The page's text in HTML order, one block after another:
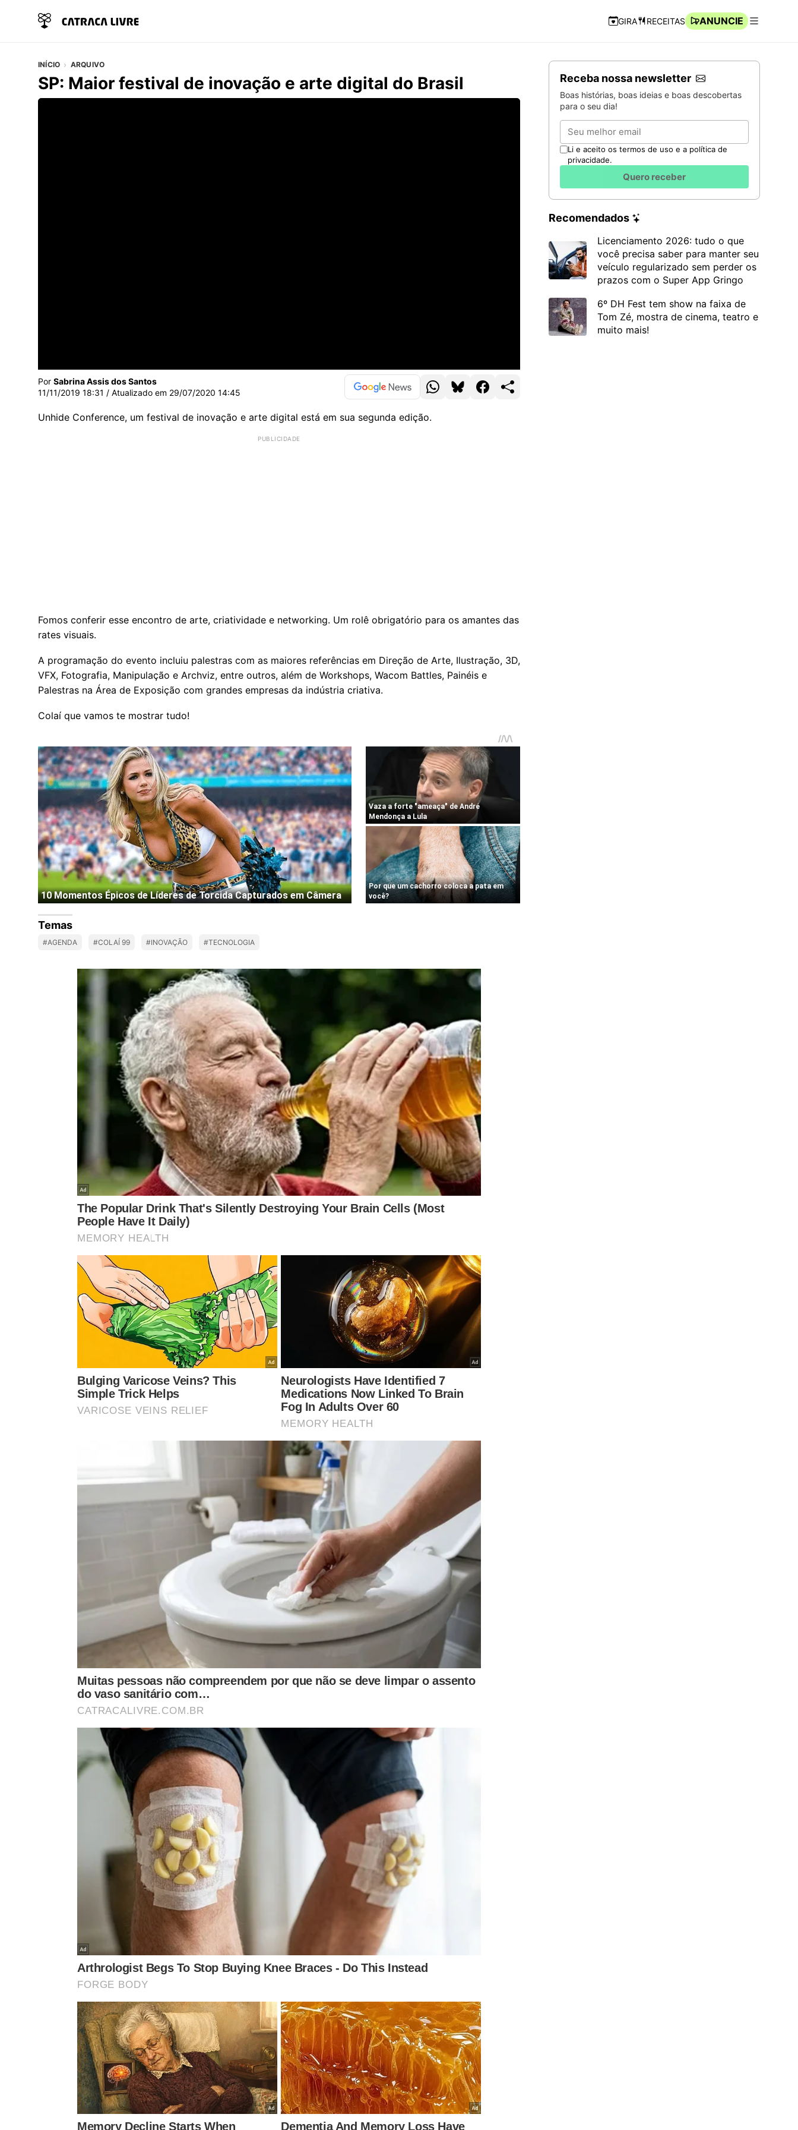
Navegação Rápida
GIRA RECEITAS
ANUNCIE
INÍCIO ARQUIVO
SP: Maior festival de inovação e arte digital do Brasil
Vídeo do artigo
Por Sabrina Assis dos Santos
11/11/2019 18:31 / Atualizado em 29/07/2020 14:45
Unhide Conference, um festival de inovação e arte digital está em sua segunda edição.
Fomos conferir esse encontro de arte, criatividade e networking. Um rolê obrigatório para os amantes das
rates visuais.
A programação do evento incluiu palestras com as maiores referências em Direção de Arte, Ilustração, 3D,
VFX, Fotografia, Manipulação e Archviz, entre outros, além de Workshops, Wacom Battles, Painéis e
Palestras na Área de Exposição com grandes empresas da indústria criativa.
Colaí que vamos te mostrar tudo!
Temas
#AGENDA #COLAÍ 99 #INOVAÇÃO #TECNOLOGIA
Receba nossa newsletter
Boas histórias, boas ideias e boas descobertas
para o seu dia!
Email
Li e aceito os termos de uso e a política de
privacidade.
Quero receber
Recomendados
Licenciamento 2026: tudo o que
você precisa saber para manter seu
veículo regularizado sem perder os
prazos com o Super App Gringo
6º DH Fest tem show na faixa de
Tom Zé, mostra de cinema, teatro e
muito mais!